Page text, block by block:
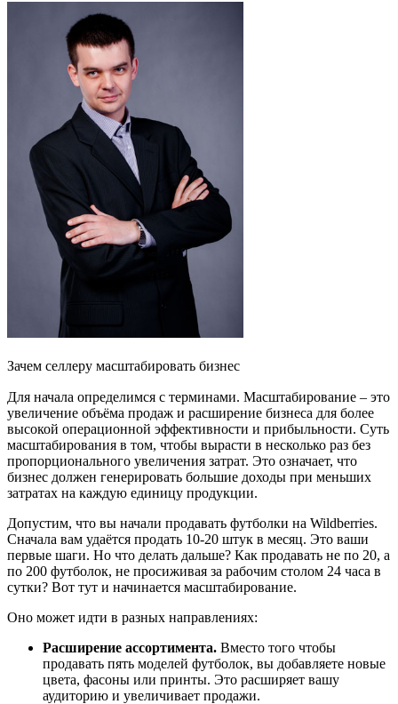
Зачем селлеру масштабировать бизнес
Для начала определимся с терминами. Масштабирование – это
увеличение объёма продаж и расширение бизнеса для более
высокой операционной эффективности и прибыльности. Суть
масштабирования в том, чтобы вырасти в несколько раз без
пропорционального увеличения затрат. Это означает, что
бизнес должен генерировать большие доходы при меньших
затратах на каждую единицу продукции.
Допустим, что вы начали продавать футболки на Wildberries.
Сначала вам удаётся продать 10-20 штук в месяц. Это ваши
первые шаги. Но что делать дальше? Как продавать не по 20, а
по 200 футболок, не просиживая за рабочим столом 24 часа в
сутки? Вот тут и начинается масштабирование.
Оно может идти в разных направлениях:
Расширение ассортимента. Вместо того чтобы
продавать пять моделей футболок, вы добавляете новые
цвета, фасоны или принты. Это расширяет вашу
аудиторию и увеличивает продажи.